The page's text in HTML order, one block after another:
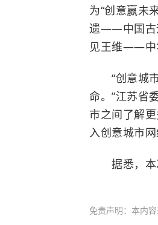
为“创意赢未
遗——中国古
见王维——中
“创意城市
命。”江苏省
市之间了解
入创意城市网
据悉，本
免责声明：本内